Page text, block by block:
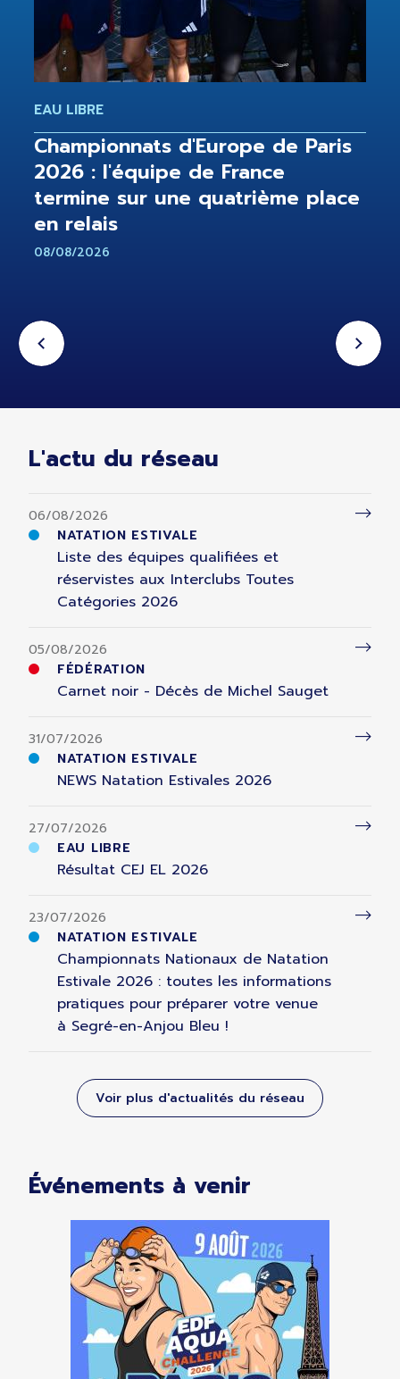
EAU LIBRE
Championnats d'Europe de Paris
2026 : l'équipe de France
termine sur une quatrième place
en relais
08/08/2026
L'actu du réseau
06/08/2026
NATATION ESTIVALE
Liste des équipes qualifiées et
réservistes aux Interclubs Toutes
Catégories 2026
05/08/2026
FÉDÉRATION
Carnet noir - Décès de Michel Sauget
31/07/2026
NATATION ESTIVALE
NEWS Natation Estivales 2026
27/07/2026
EAU LIBRE
Résultat CEJ EL 2026
23/07/2026
NATATION ESTIVALE
Championnats Nationaux de Natation
Estivale 2026 : toutes les informations
pratiques pour préparer votre venue
à Segré-en-Anjou Bleu !
Voir plus d'actualités du réseau
Événements à venir